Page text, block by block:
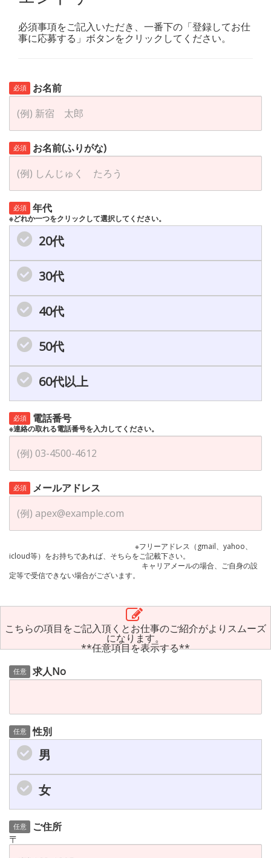
必須事項をご記入いただき、一番下の「登録してお仕
事に応募する」ボタンをクリックしてください。
必須 お名前
必須 お名前(ふりがな)
必須 年代
※どれか一つをクリックして選択してください。
20代
30代
40代
50代
60代以上
必須 電話番号
※連絡の取れる電話番号を入力してください。
必須 メールアドレス
※フリーアドレス（gmail、yahoo、
icloud等）をお持ちであれば、そちらをご記載下さい。
キャリアメールの場合、ご自身の設
定等で受信できない場合がございます。
こちらの項目をご記入頂くとお仕事のご紹介がよりスムーズ
になります。
**任意項目を表示する**
任意 求人No
任意 性別
男
女
任意
ご住所
〒